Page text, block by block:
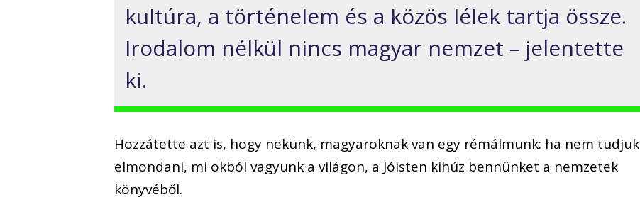
kultúra, a történelem és a közös lélek tartja össze.
Irodalom nélkül nincs magyar nemzet – jelentette
ki.
Hozzátette azt is, hogy nekünk, magyaroknak van egy rémálmunk: ha nem tudjuk
elmondani, mi okból vagyunk a világon, a Jóisten kihúz bennünket a nemzetek
könyvéből.